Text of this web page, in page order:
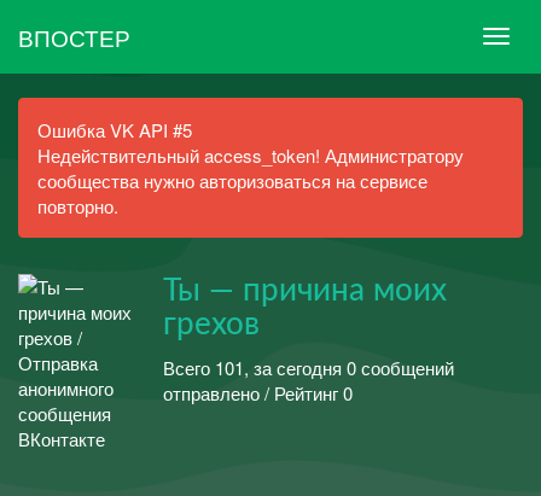
ВПОСТЕР
Ошибка VK API #5
Недействительный access_token! Администратору
сообщества нужно авторизоваться на сервисе
повторно.
Ты — причина моих
грехов
Всего 101, за сегодня 0 сообщений
отправлено / Рейтинг 0